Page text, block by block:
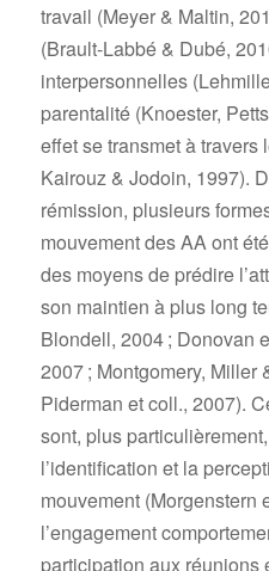
travail (Meyer & Maltin,
(Brault-Labbé & Dubé,
interpersonnelles
parentalité (Knoester,
effet se transmet à travers
Kairouz & Jodoin, 1997).
rémission, plusieurs
mouvement des AA ont
des moyens de prédire
son maintien à plus long
Blondell, 2004 ; Donovan
2007 ; Montgomery, Miller
Piderman et coll., 2007).
sont, plus
l’identification et la
mouvement (Morgenstern
l’engagement
participation aux réunions